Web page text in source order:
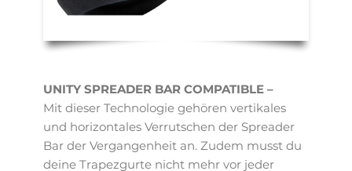
UNITY SPREADER BAR COMPATIBLE –
Mit dieser Technologie gehören vertikales
und horizontales Verrutschen der Spreader
Bar der Vergangenheit an. Zudem musst du
deine Trapezgurte nicht mehr vor jeder